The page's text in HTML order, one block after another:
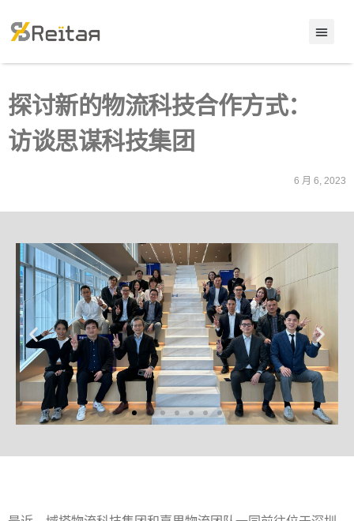
探讨新的物流科技合作方式：
访谈思谋科技集团
6 月 6, 2023